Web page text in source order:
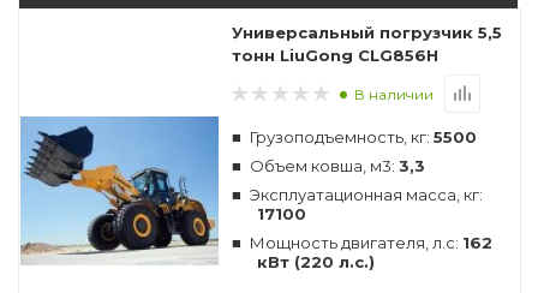
Универсальный погрузчик 5,5
тонн LiuGong CLG856H
В наличии
Грузоподъемность, кг: 5500
Объем ковша, м3: 3,3
Эксплуатационная масса, кг:
17100
Мощность двигателя, л.с: 162
кВт (220 л.с.)